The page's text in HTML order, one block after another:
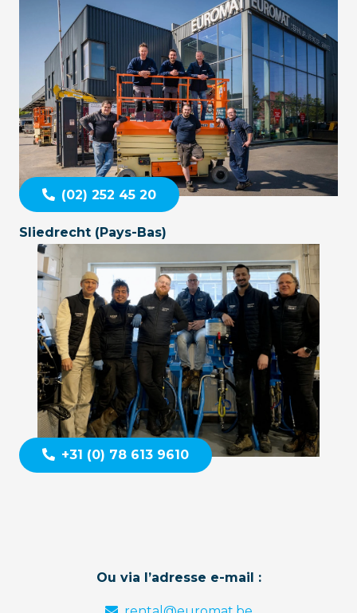
(02) 252 45 20
Sliedrecht (Pays-Bas)
+31 (0) 78 613 9610
Ou via l’adresse e-mail :